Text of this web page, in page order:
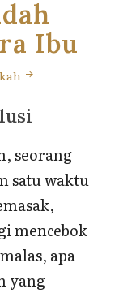
Ibu
seorang
satu waktu
mencebok
apa
yang